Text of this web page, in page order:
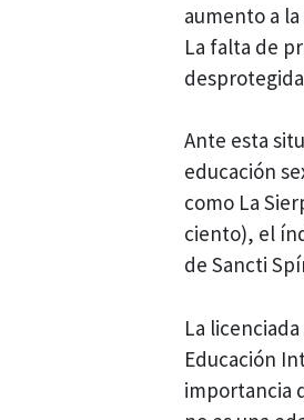
aumento a
La falta de
Ante esta
educación
como La
ciento), el
de Sancti
La
Educación
importancia